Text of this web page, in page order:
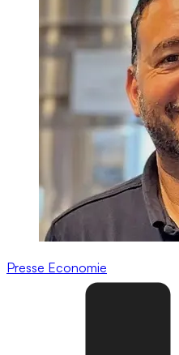
Presse Economie